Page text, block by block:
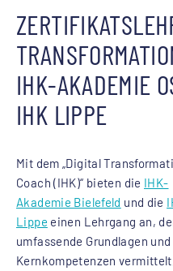
IHK-AKADEMIE
IHK LIPPE
Mit dem „Digital
Coach (IHK)“ bieten die IHK-
Akademie Bielefeld und die
Lippe einen Lehrgang an,
umfassende Grundlagen und
Kernkompetenzen